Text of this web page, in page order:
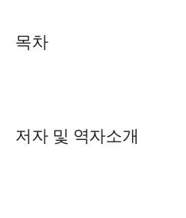
목차
저자 및 역자소개